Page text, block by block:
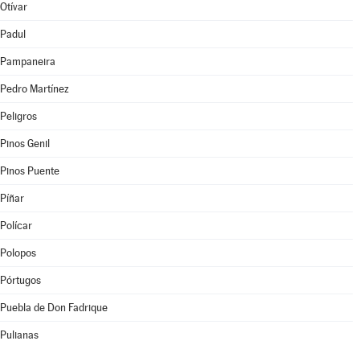
Otívar
Padul
Pampaneira
Pedro Martínez
Peligros
Pinos Genil
Pinos Puente
Píñar
Polícar
Polopos
Pórtugos
Puebla de Don Fadrique
Pulianas